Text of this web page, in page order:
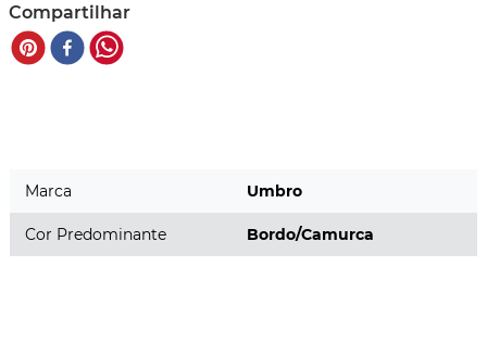
Compartilhar
Marca Umbro
Cor Predominante Bordo/Camurca